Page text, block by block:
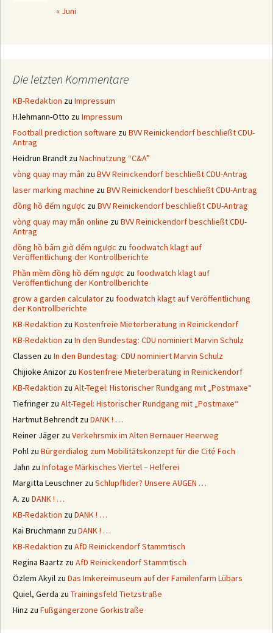
« Juni
Die letzten Kommentare
KB-Redaktion zu Impressum
H.lehmann-Otto zu Impressum
Football prediction software zu BVV Reinickendorf beschließt CDU-
Antrag
Heidrun Brandt zu Nachnutzung “C&A”
vòng quay may mắn zu BVV Reinickendorf beschließt CDU-Antrag
laser marking machine zu BVV Reinickendorf beschließt CDU-Antrag
đồng hồ đếm ngược zu BVV Reinickendorf beschließt CDU-Antrag
vòng quay may mắn online zu BVV Reinickendorf beschließt CDU-
Antrag
đồng hồ bấm giờ đếm ngược zu foodwatch klagt auf
Veröffentlichung der Kontrollberichte
Phần mềm đồng hồ đếm ngược zu foodwatch klagt auf
Veröffentlichung der Kontrollberichte
grow a garden calculator zu foodwatch klagt auf Veröffentlichung
der Kontrollberichte
KB-Redaktion zu Kostenfreie Mieterberatung in Reinickendorf
KB-Redaktion zu In den Bundestag: CDU nominiert Marvin Schulz
Classen zu In den Bundestag: CDU nominiert Marvin Schulz
Chijioke Anizor zu Kostenfreie Mieterberatung in Reinickendorf
KB-Redaktion zu Alt-Tegel: Historischer Rundgang mit „Postmaxe“
Tiefringer zu Alt-Tegel: Historischer Rundgang mit „Postmaxe“
Hartmut Behrendt zu DANK ! …
Reiner Jäger zu Verkehrsmix im Alten Bernauer Heerweg
Pohl zu Bürgerdialog zum Mobilitätskonzept für die Cité Foch
Jahn zu Infotage Märkisches Viertel – Helferei
Margitta Leuschner zu Schlupflider? Unsere AUGEN …
A. zu DANK ! …
KB-Redaktion zu DANK ! …
Kai Bruchmann zu DANK ! …
KB-Redaktion zu AfD Reinickendorf Stammtisch
Regina Baartz zu AfD Reinickendorf Stammtisch
Özlem Akyil zu Das Imkereimuseum auf der Familenfarm Lübars
Quiel, Gerda zu Trainingsfeld Tietzstraße
Hinz zu Fußgängerzone Gorkistraße